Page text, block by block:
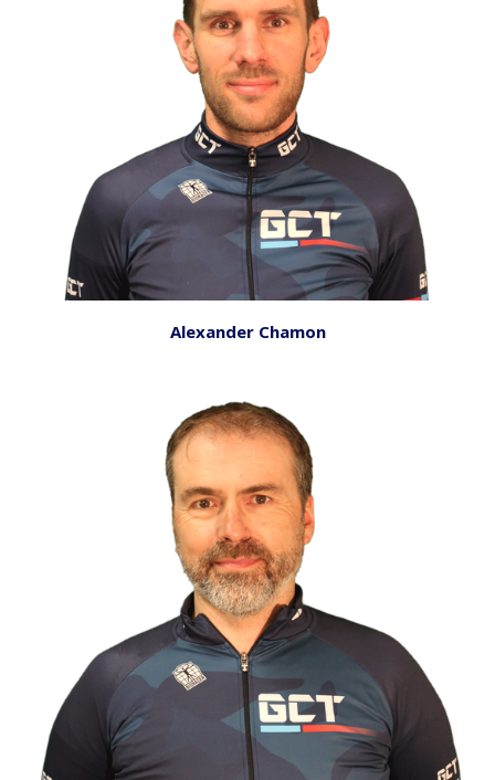
Alexander Chamon